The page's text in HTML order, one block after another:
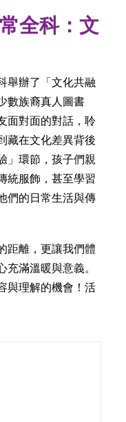
全科：文
舉辦了「文化共融
數族裔真人圖書
面對面的對話，聆
藏在文化差異背後
」環節，孩子們親
統服飾，甚至學習
們的日常生活與傳
距離，更讓我們體
滿溫暖與意義。
與理解的機會！活